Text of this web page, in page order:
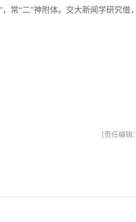
常“二”神附体。交大新闻学研究僧
[责任编辑